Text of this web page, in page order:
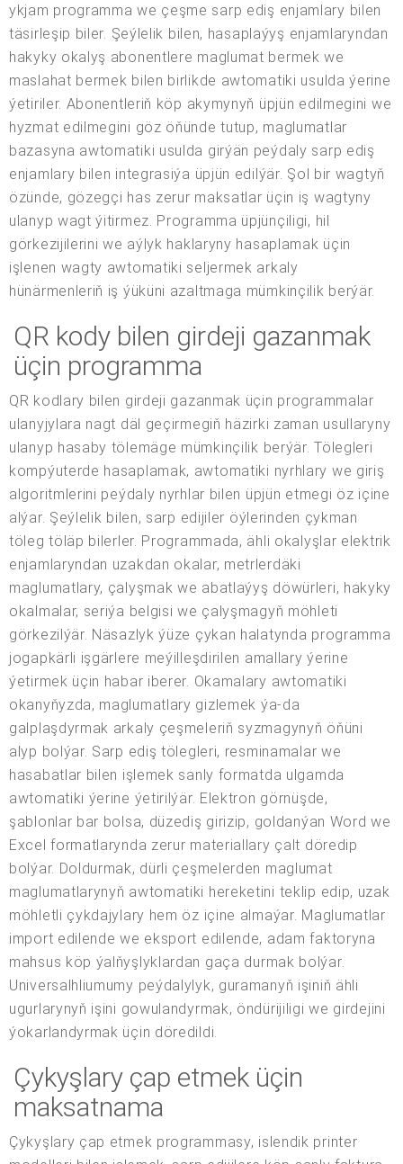
ykjam programma we çeşme sarp ediş enjamlary bilen
täsirleşip biler. Şeýlelik bilen, hasaplaýyş enjamlaryndan
hakyky okalyş abonentlere maglumat bermek we
maslahat bermek bilen birlikde awtomatiki usulda ýerine
ýetiriler. Abonentleriň köp akymynyň üpjün edilmegini we
hyzmat edilmegini göz öňünde tutup, maglumatlar
bazasyna awtomatiki usulda girýän peýdaly sarp ediş
enjamlary bilen integrasiýa üpjün edilýär. Şol bir wagtyň
özünde, gözegçi has zerur maksatlar üçin iş wagtyny
ulanyp wagt ýitirmez. Programma üpjünçiligi, hil
görkezijilerini we aýlyk haklaryny hasaplamak üçin
işlenen wagty awtomatiki seljermek arkaly
hünärmenleriň iş ýüküni azaltmaga mümkinçilik berýär.
QR kody bilen girdeji gazanmak
üçin programma
QR kodlary bilen girdeji gazanmak üçin programmalar
ulanyjylara nagt däl geçirmegiň häzirki zaman usullaryny
ulanyp hasaby tölemäge mümkinçilik berýär. Tölegleri
kompýuterde hasaplamak, awtomatiki nyrhlary we giriş
algoritmlerini peýdaly nyrhlar bilen üpjün etmegi öz içine
alýar. Şeýlelik bilen, sarp edijiler öýlerinden çykman
töleg töläp bilerler. Programmada, ähli okalyşlar elektrik
enjamlaryndan uzakdan okalar, metrlerdäki
maglumatlary, çalyşmak we abatlaýyş döwürleri, hakyky
okalmalar, seriýa belgisi we çalyşmagyň möhleti
görkezilýär. Näsazlyk ýüze çykan halatynda programma
jogapkärli işgärlere meýilleşdirilen amallary ýerine
ýetirmek üçin habar iberer. Okamalary awtomatiki
okanyňyzda, maglumatlary gizlemek ýa-da
galplaşdyrmak arkaly çeşmeleriň syzmagynyň öňüni
alyp bolýar. Sarp ediş tölegleri, resminamalar we
hasabatlar bilen işlemek sanly formatda ulgamda
awtomatiki ýerine ýetirilýär. Elektron görnüşde,
şablonlar bar bolsa, düzediş girizip, goldanýan Word we
Excel formatlarynda zerur materiallary çalt döredip
bolýar. Doldurmak, dürli çeşmelerden maglumat
maglumatlarynyň awtomatiki hereketini teklip edip, uzak
möhletli çykdajylary hem öz içine almaýar. Maglumatlar
import edilende we eksport edilende, adam faktoryna
mahsus köp ýalňyşlyklardan gaça durmak bolýar.
Universalhliumumy peýdalylyk, guramanyň işiniň ähli
ugurlarynyň işini gowulandyrmak, öndürijiligi we girdejini
ýokarlandyrmak üçin döredildi.
Çykyşlary çap etmek üçin
maksatnama
Çykyşlary çap etmek programmasy, islendik printer